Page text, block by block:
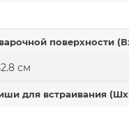
поверхности
см
для встраивания